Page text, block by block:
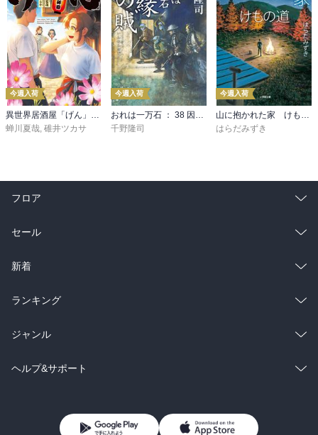
今週入荷
蝉川夏哉 碓井ツカサ
今週入荷
千野隆司
今週入荷
はらだみずき
フロア
総合
ラノベ
雑誌・グラビア
BL・TL
セール
総合
ラノベ
雑誌・グラビア
BL・TL
新着
総合
ラノベ
雑誌・グラビア
ランキング
総合
ラノベ
ジャンル
コミック
ライトノベル 男子向けラノベ
ヘルプ&サポート